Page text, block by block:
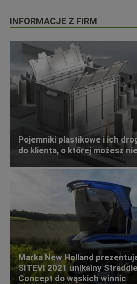
INFORMACJE Z FIRM
Pojemniki plastikowe i ich
do klienta, o której możesz
Marka New Holland
SITEVI 2021 unikalny
Concept do wąskich winnic